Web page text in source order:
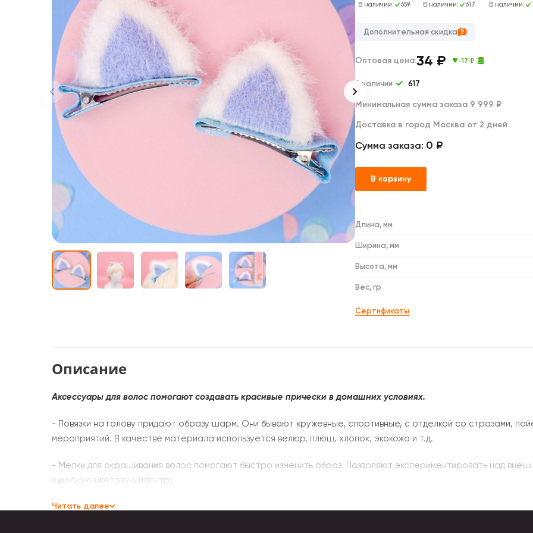
Дакимакуры
Декоративные подушки
В наличии: 659 В наличии: 617 В наличии:
Дополнительная скидка
Оптовая цена:34 ₽ -17 ₽
В наличии 617
Минимальная сумма заказа 9 999 ₽
Доставка в город Москва от 2 дней
Сумма заказа: 0 ₽
В корзину
Длина, мм
Ширина, мм
Высота, мм
Вес, гр
Сертификаты
Описание
Аксессуары для волос помогают создавать красивые прически в домашних условиях.
- Повязки на голову придают образу шарм. Они бывают кружевные, спортивные, с отделкой со стразами,
мероприятий. В качестве материала используется велюр, плюш, хлопок, экокожа и т.д.
- Мелки для окрашивания волос помогают быстро изменить образ. Позволяют экспериментировать над
широкую цветовую палитру.
- Ободок для волос способен подчеркнуть изысканность укладки. При создании этого декоративного
Читать далее